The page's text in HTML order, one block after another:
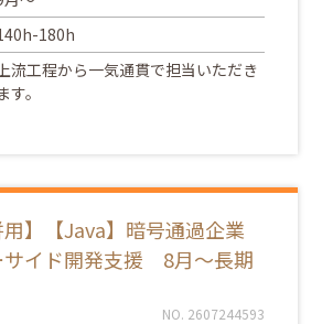
180h
流工程から一気通貫で担当いただき
す。
用】【Java】暗号通過企業
サイド開発支援 8月～長期
NO. 2607244593